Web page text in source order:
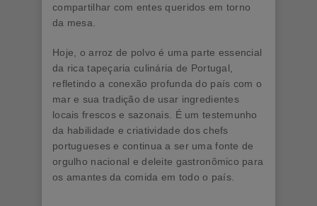
compartilhar com entes queridos em torno
da mesa.
Hoje, o arroz de polvo é uma parte essencial
da rica tapeçaria culinária de Portugal,
refletindo a conexão profunda do país com o
mar e sua tradição de usar ingredientes
locais frescos e sazonais. É um testemunho
da habilidade e criatividade dos chefs
portugueses e continua a ser uma fonte de
orgulho nacional e deleite gastronômico para
os amantes da comida em todo o país.